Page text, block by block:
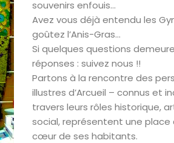
souvenirs enfouis…
Avez vous déjà entendu les
goûtez l’Anis-Gras…
Si quelques questions
réponses : suivez nous !!
Partons à la rencontre des
illustres d’Arcueil – connus et
travers leurs rôles historique,
social, représentent une place
cœur de ses habitants.